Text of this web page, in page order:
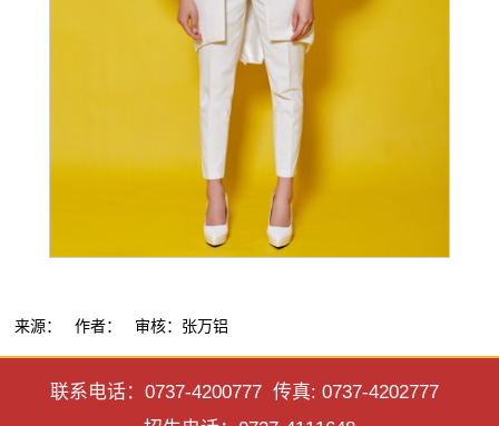
来源： 作者： 审核：张万铝
联系电话：0737-4200777 传真: 0737-4202777